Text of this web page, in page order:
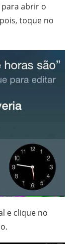
para abrir o
toque no
e clique no